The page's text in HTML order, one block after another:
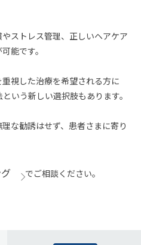
ストレス管理、正しいヘアケア
能です。
視した治療を希望される方に
いう新しい選択肢もあります。
な勧誘はせず、患者さまに寄り
でご相談ください。